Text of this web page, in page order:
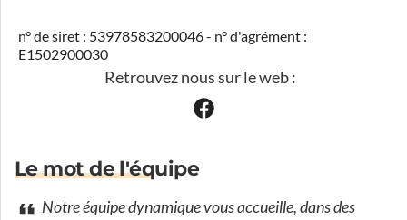
n° de siret : 53978583200046 - n° d'agrément :
E1502900030
Retrouvez nous sur le web :
Le mot de l'équipe
Notre équipe dynamique vous accueille, dans des